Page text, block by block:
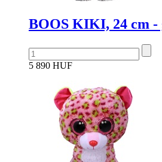
BOOS KIKI, 24 cm -
5 890 HUF